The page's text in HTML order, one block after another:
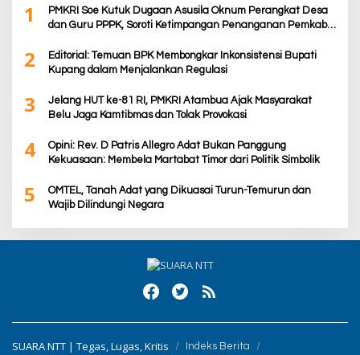
1
PMKRI Soe Kutuk Dugaan Asusila Oknum Perangkat Desa
dan Guru PPPK, Soroti Ketimpangan Penanganan Pemkab
2
Editorial: Temuan BPK Membongkar Inkonsistensi Bupati
Kupang dalam Menjalankan Regulasi
3
Jelang HUT ke-81 RI, PMKRI Atambua Ajak Masyarakat
Belu Jaga Kamtibmas dan Tolak Provokasi
4
Opini: Rev. D Patris Allegro Adat Bukan Panggung
Kekuasaan: Membela Martabat Timor dari Politik Simbolik
5
OMTEL, Tanah Adat yang Dikuasai Turun-Temurun dan
Wajib Dilindungi Negara
SUARA NTT | Tegas, Lugas, Kritis Indeks Berita